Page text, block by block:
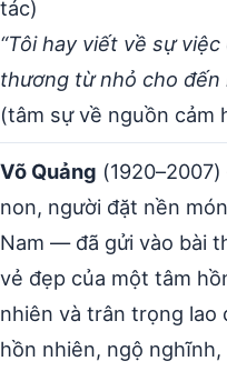
tác)
“Tôi hay viết về sự
thương từ nhỏ cho đến
(tâm sự về nguồn cảm
Võ Quảng
non, người đặt nền
Nam — đã gửi vào bài
vẻ đẹp của một tâm
nhiên và trân trọng lao
hồn nhiên, ngộ